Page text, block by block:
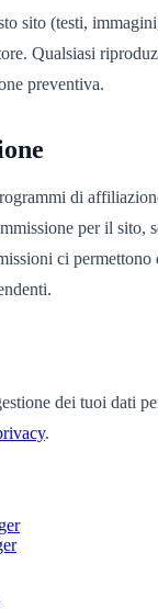
sito (testi,
Qualsiasi
preventiva.
di
per il sito,
ci permettono
dei tuoi dati
.